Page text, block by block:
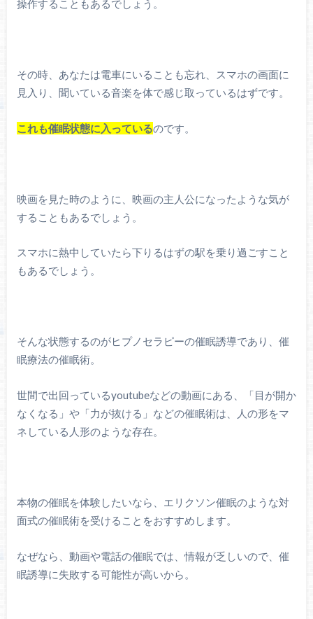
操作することもあるでしょう。
その時、あなたは電車にいることも忘れ、スマホの画面に
見入り、聞いている音楽を体で感じ取っているはずです。
これも催眠状態に入っているのです。
映画を見た時のように、映画の主人公になったような気が
することもあるでしょう。
スマホに熱中していたら下りるはずの駅を乗り過ごすこと
もあるでしょう。
そんな状態するのがヒプノセラピーの催眠誘導であり、催
眠療法の催眠術。
世間で出回っているyoutubeなどの動画にある、「目が開か
なくなる」や「力が抜ける」などの催眠術は、人の形をマ
ネしている人形のような存在。
本物の催眠を体験したいなら、エリクソン催眠のような対
面式の催眠術を受けることをおすすめします。
なぜなら、動画や電話の催眠では、情報が乏しいので、催
眠誘導に失敗する可能性が高いから。